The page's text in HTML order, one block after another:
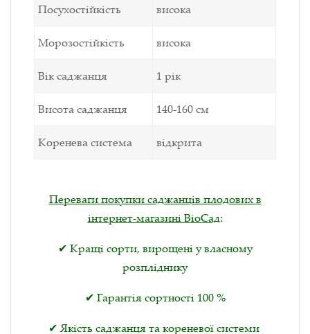
Посухостійкість висока
Морозостійкість висока
Вік саджанця 1 рік
Висота саджанця 140-160 см
Коренева система відкрита
Переваги покупки саджанців плодових в
інтернет-магазині ВіоСад:
✔ Кращі сорти, вирощені у власному
розпліднику
✔ Гарантія сортності 100 %
✔ Якість саджанця та кореневої системи